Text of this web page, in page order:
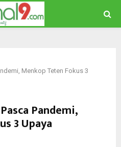
Menkop Teten Fokus 3
Pandemi,
3 Upaya